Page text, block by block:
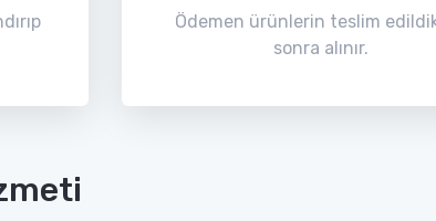
Ödemen ürünlerin teslim
sonra alınır.